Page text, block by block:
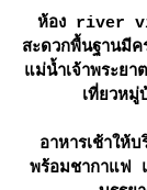
ห้อง river
สะดวกพื้นฐานมี
ม่น้ำเจ้าพระยา
เที่ยวหมู่
อาหารเช้าให้
พร้อมชากาแฟ